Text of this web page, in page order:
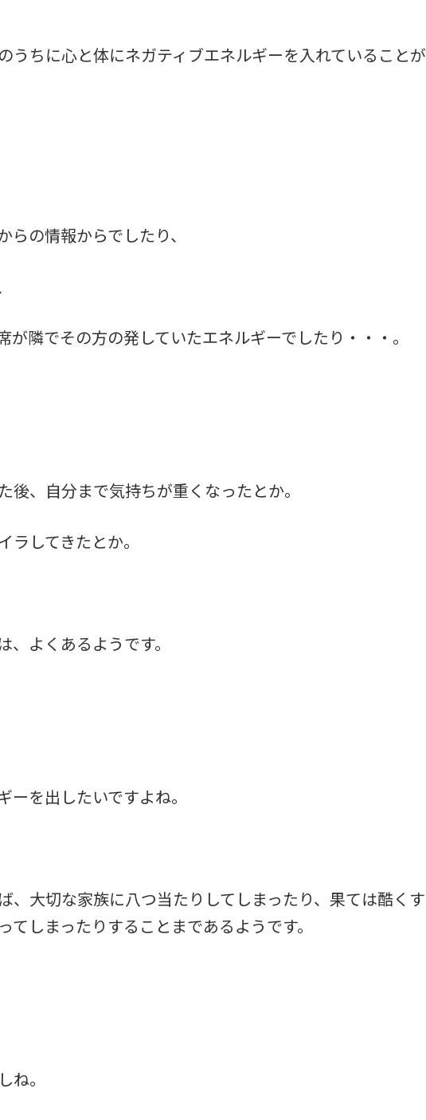
うちに心と体にネガティブエネルギーを入れていることが
の情報からでしたり、
が隣でその方の発していたエネルギーでしたり・・・。
後、自分まで気持ちが重くなったとか。
してきたとか。
よくあるようです。
ーを出したいですよね。
、大切な家族に八つ当たりしてしまったり、果ては酷くす
てしまったりすることまであるようです。
ね。